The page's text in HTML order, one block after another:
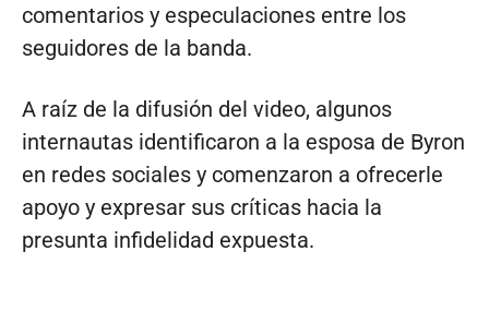
comentarios y especulaciones entre los
seguidores de la banda.
A raíz de la difusión del video, algunos
internautas identificaron a la esposa de Byron
en redes sociales y comenzaron a ofrecerle
apoyo y expresar sus críticas hacia la
presunta infidelidad expuesta.